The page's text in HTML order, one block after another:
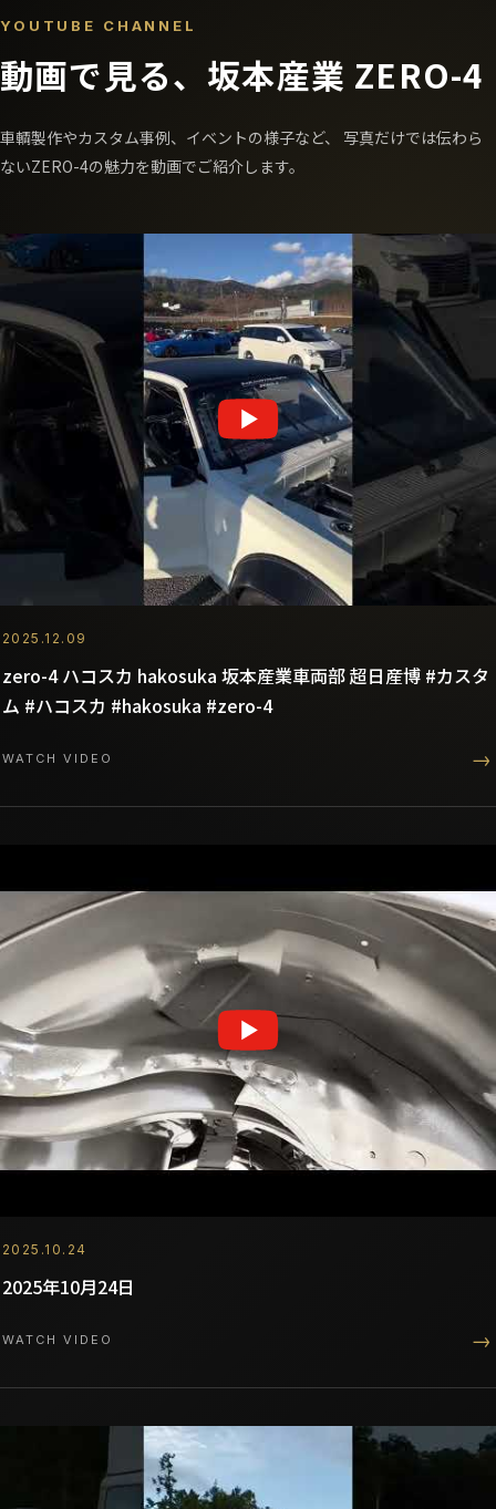
YOUTUBE CHANNEL
動画で見る、坂本産業 ZERO-4
車輌製作やカスタム事例、イベントの様子など、
写真だけでは伝わら
ないZERO-4の魅力を動画でご紹介します。
2025.12.09
zero-4 ハコスカ hakosuka 坂本産業車両部 超日産博 #カスタ
ム #ハコスカ #hakosuka #zero-4
WATCH VIDEO →
2025.10.24
2025年10月24日
WATCH VIDEO →